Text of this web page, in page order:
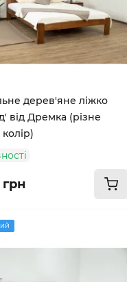
дерев'яне ліжко
від Дремка (різне
колір)
грн